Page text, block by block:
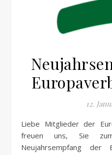
12.
Liebe Mitglieder der Europa-Union Stuttgart, wir
freuen uns, Sie
Neujahrsempfang der